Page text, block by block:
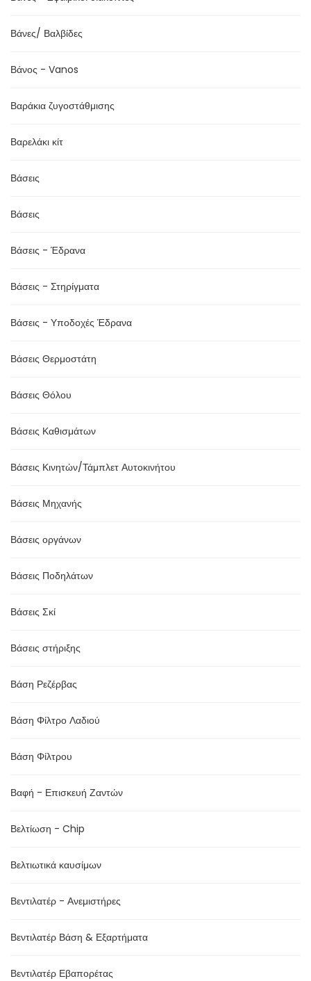
Βάνες/ Βαλβίδες
Βάνος - Vanos
Βαράκια ζυγοστάθμισης
Βαρελάκι κίτ
Βάσεις
Βάσεις
Βάσεις - Έδρανα
Βάσεις - Στηρίγματα
Βάσεις - Υποδοχές Έδρανα
Βάσεις Θερμοστάτη
Βάσεις Θόλου
Βάσεις Καθισμάτων
Βάσεις Κινητών/Τάμπλετ Αυτοκινήτου
Βάσεις Μηχανής
Βάσεις οργάνων
Βάσεις Ποδηλάτων
Βάσεις Σκί
Βάσεις στήριξης
Βάση Ρεζέρβας
Βάση Φίλτρο Λαδιού
Βάση Φίλτρου
Βαφή - Επισκευή Ζαντών
Βελτίωση - Chip
Βελτιωτικά καυσίμων
Βεντιλατέρ - Ανεμιστήρες
Βεντιλατέρ Βάση & Εξαρτήματα
Βεντιλατέρ Εβαπορέτας